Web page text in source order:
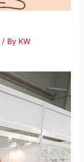
/ By KW